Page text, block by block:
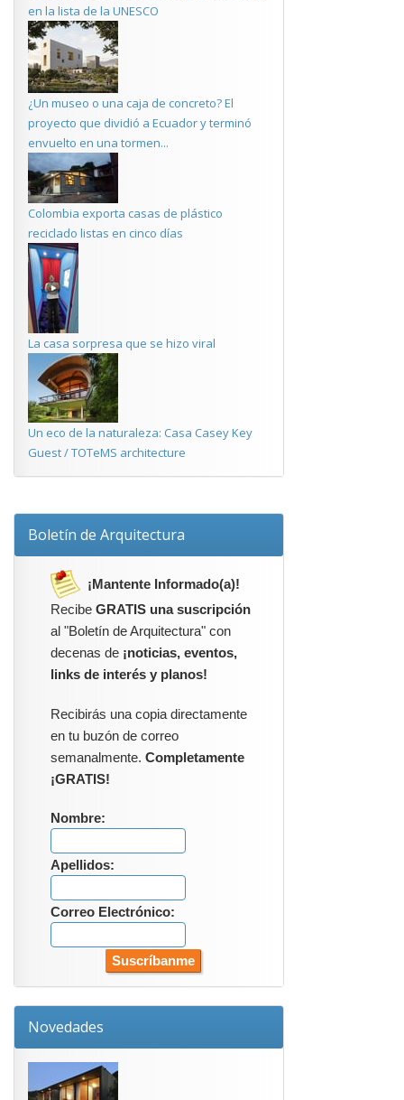
en la lista de la UNESCO
¿Un museo o una caja de concreto? El
proyecto que dividió a Ecuador y terminó
envuelto en una tormen...
Colombia exporta casas de plástico
reciclado listas en cinco días
La casa sorpresa que se hizo viral
Un eco de la naturaleza: Casa Casey Key
Guest / TOTeMS architecture
Boletín de Arquitectura
¡Mantente Informado(a)!
Recibe GRATIS una suscripción
al "Boletín de Arquitectura" con
decenas de ¡noticias, eventos,
links de interés y planos!
Recibirás una copia directamente
en tu buzón de correo
semanalmente. Completamente
¡GRATIS!
Nombre:
Apellidos:
Correo Electrónico:
Novedades